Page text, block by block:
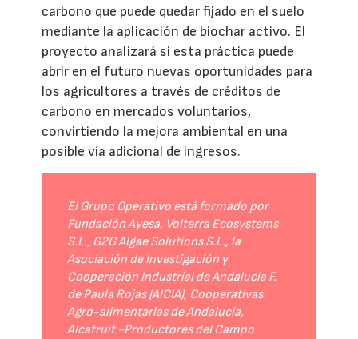
carbono que puede quedar fijado en el suelo
mediante la aplicación de biochar activo. El
proyecto analizará si esta práctica puede
abrir en el futuro nuevas oportunidades para
los agricultores a través de créditos de
carbono en mercados voluntarios,
convirtiendo la mejora ambiental en una
posible vía adicional de ingresos.
El Grupo Operativo está formado por
Fundación Ayesa, Volterra Ecosystems
S.L., G2G Algae Solutions S.L., la
Asociación de Investigación y
Cooperación Industrial de Andalucía F.
de Paula Rojas (AICIA), Cooperativas
Agro-alimentarias de Andalucía,
Alcafruit -Productores del Campo